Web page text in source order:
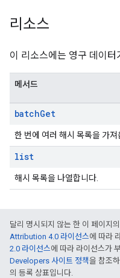
리소스
이 리소스에는 영구 데이
메서드
batchGet
한 번에 여러 해시 목록을 가져
list
해시 목록을 나열합니다.
달리 명시되지 않는 한 이 페이지
Attribution 4.0 라이선스에 따라
2.0 라이선스에 따라 라이선스가
Developers 사이트 정책을 참조
의 등록 상표입니다.